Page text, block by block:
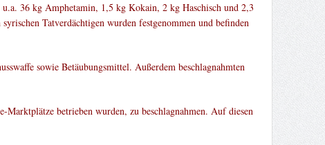
36 kg Amphetamin, 1,5 kg Kokain, 2 kg Haschisch und 2,3
Tatverdächtigen wurden festgenommen und befinden
sowie Betäubungsmittel. Außerdem beschlagnahmten
betrieben wurden, zu beschlagnahmen. Auf diesen